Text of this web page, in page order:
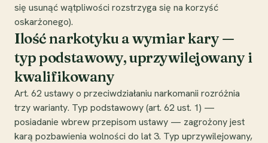
się usunąć wątpliwości rozstrzyga się na korzyść
oskarżonego).
Ilość narkotyku a wymiar kary —
typ podstawowy, uprzywilejowany i
kwalifikowany
Art. 62 ustawy o przeciwdziałaniu narkomanii rozróżnia
trzy warianty. Typ podstawowy (art. 62 ust. 1) —
posiadanie wbrew przepisom ustawy — zagrożony jest
karą pozbawienia wolności do lat 3. Typ uprzywilejowany,